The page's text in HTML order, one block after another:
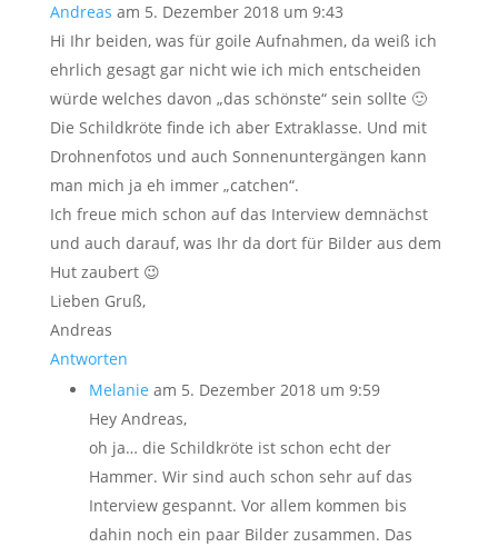
Andreas am 5. Dezember 2018 um 9:43
Hi Ihr beiden, was für goile Aufnahmen, da weiß ich
ehrlich gesagt gar nicht wie ich mich entscheiden
würde welches davon „das schönste“ sein sollte 🙂
Die Schildkröte finde ich aber Extraklasse. Und mit
Drohnenfotos und auch Sonnenuntergängen kann
man mich ja eh immer „catchen“.
Ich freue mich schon auf das Interview demnächst
und auch darauf, was Ihr da dort für Bilder aus dem
Hut zaubert 😉
Lieben Gruß,
Andreas
Antworten
Melanie am 5. Dezember 2018 um 9:59
Hey Andreas,
oh ja… die Schildkröte ist schon echt der
Hammer. Wir sind auch schon sehr auf das
Interview gespannt. Vor allem kommen bis
dahin noch ein paar Bilder zusammen. Das